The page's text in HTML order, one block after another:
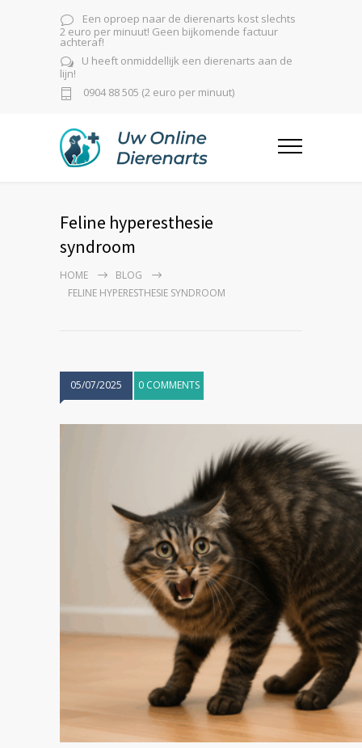
Een oproep naar de dierenarts kost slechts
2 euro per minuut! Geen bijkomende factuur
achteraf!
U heeft onmiddellijk een dierenarts aan de
lijn!
0904 88 505 (2 euro per minuut)
Feline hyperesthesie
syndroom
HOME
BLOG
FELINE HYPERESTHESIE SYNDROOM
05/07/2025 0 COMMENTS